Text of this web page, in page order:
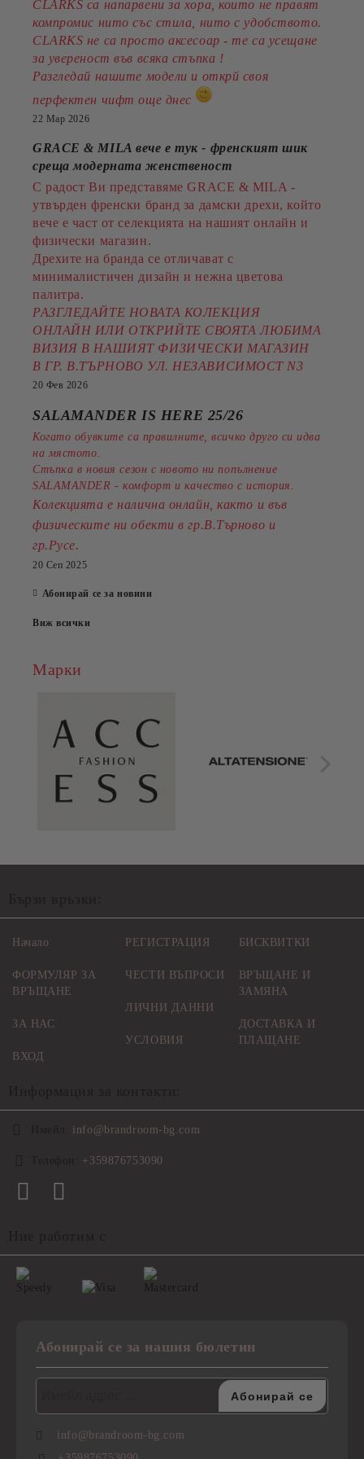
CLARKS са напарвени за хора, които не правят
компромис нито със стила, нито с удобството.
CLARKS не са просто аксесоар - те са усещане
за увереност във всяка стъпка !
Разгледай нашите модели и открй своя
перфектен чифт още днес
22 Мар 2026
GRACE & MILA вече е тук - френският шик
среща модерната женственост
С радост Ви представяме GRACE & MILA -
утвърден френски бранд за дамски дрехи, който
вече е част от селекцията на нашият онлайн и
физически магазин.
Дрехите на бранда се отличават с
минималистичен дизайн и нежна цветова
палитра.
РАЗГЛЕДАЙТЕ НОВАТА КОЛЕКЦИЯ
ОНЛАЙН ИЛИ ОТКРИЙТЕ СВОЯТА ЛЮБИМА
ВИЗИЯ В НАШИЯТ ФИЗИЧЕСКИ МАГАЗИН
В ГР. В.ТЪРНОВО УЛ. НЕЗАВИСИМОСТ N3
20 Фев 2026
SALAMANDER IS HERE 25/26
Когато обувките са правилните, всичко друго си идва
на мястото.
Стъпка в новия сезон с новото ни попълнение
SALAMANDER - комфорт и качество с история.
Колекцията е налична онлайн, както и във
физическите ни обекти в гр.В.Търново и
гр.Русе.
20 Сеп 2025
Абонирай се за новини
Виж всички
Марки
Начало
ФОРМУЛЯР ЗА
ВРЪЩАНЕ
ЗА НАС
ВХОД
РЕГИСТРАЦИЯ
ЧЕСТИ ВЪПРОСИ
ЛИЧНИ ДАННИ
УСЛОВИЯ
БИСКВИТКИ
ВРЪЩАНЕ И
ЗАМЯНА
ДОСТАВКА И
ПЛАЩАНЕ
info@brandroom-bg.com
+359876753090
Абонирай се за нашия бюлетин
info@brandroom-bg.com